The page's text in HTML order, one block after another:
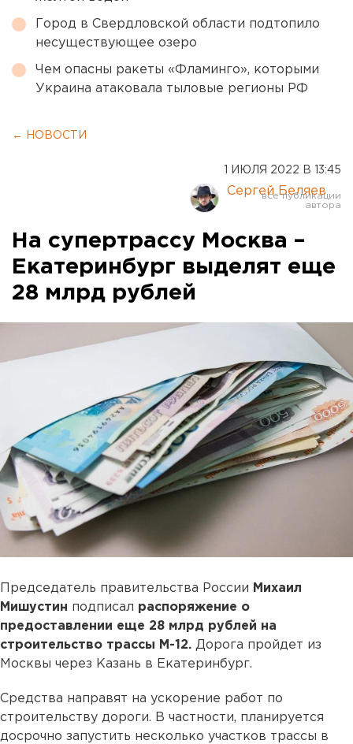
Город в Свердловской области подтопило
несуществующее озеро
Чем опасны ракеты «Фламинго», которыми
Украина атаковала тыловые регионы РФ
← НОВОСТИ
1 ИЮЛЯ 2022 В 13:45
Сергей Беляев
На супертрассу Москва –
Екатеринбург выделят еще
28 млрд рублей
Председатель правительства России Михаил
Мишустин подписал распоряжение о
предоставлении еще 28 млрд рублей на
строительство трассы М-12. Дорога пройдет из
Москвы через Казань в Екатеринбург.
Средства направят на ускорение работ по
строительству дороги. В частности, планируется
досрочно запустить несколько участков трассы в